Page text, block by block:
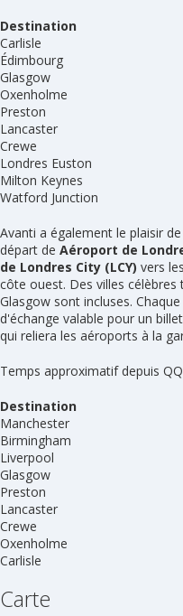
Destination
Carlisle
Édimbourg
Glasgow
Oxenholme
Preston
Lancaster
Crewe
Londres Euston
Milton Keynes
Watford Junction
Avanti a également le plaisir
départ de Aéroport de
de Londres City (LCY) vers
côte ouest. Des villes
Glasgow sont incluses.
d'échange valable pour un
qui reliera les aéroports à la
Temps approximatif depuis
Destination
Manchester
Birmingham
Liverpool
Glasgow
Preston
Lancaster
Crewe
Oxenholme
Carlisle
Carte